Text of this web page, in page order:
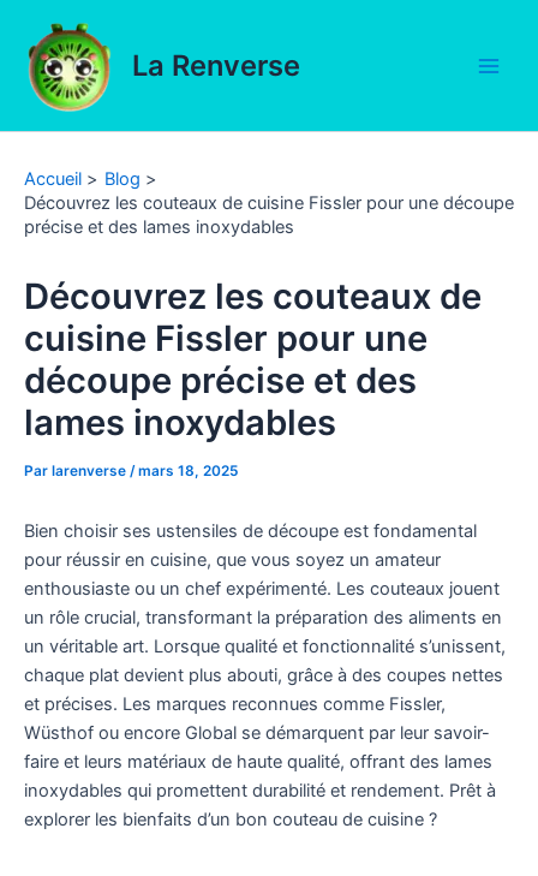
contenu
La Renverse
Accueil
Blog
Découvrez les couteaux de cuisine Fissler pour une découpe
précise et des lames inoxydables
Découvrez les couteaux de
cuisine Fissler pour une
découpe précise et des
lames inoxydables
Par larenverse /mars 18, 2025
Bien choisir ses ustensiles de découpe est fondamental
pour réussir en cuisine, que vous soyez un amateur
enthousiaste ou un chef expérimenté. Les couteaux jouent
un rôle crucial, transformant la préparation des aliments en
un véritable art. Lorsque qualité et fonctionnalité s’unissent,
chaque plat devient plus abouti, grâce à des coupes nettes
et précises. Les marques reconnues comme Fissler,
Wüsthof ou encore Global se démarquent par leur savoir-
faire et leurs matériaux de haute qualité, offrant des lames
inoxydables qui promettent durabilité et rendement. Prêt à
explorer les bienfaits d’un bon couteau de cuisine ?